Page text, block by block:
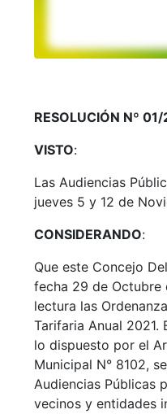
RESOLUCIÓN Nº
VISTO:
Las Audiencias
jueves 5 y 12 de
CONSIDERANDO:
Que este Concejo
fecha 29 de Octubre
lectura las
Tarifaria Anual 2021.
lo dispuesto por el
Municipal N° 8102,
Audiencias Públicas
vecinos y entidades